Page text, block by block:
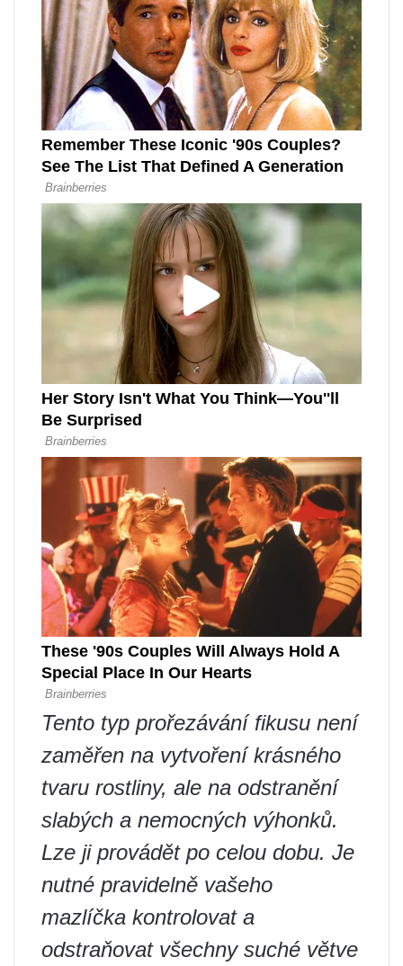
Tento typ prořezávání fikusu není
zaměřen na vytvoření krásného
tvaru rostliny, ale na odstranění
slabých a nemocných výhonků.
Lze ji provádět po celou dobu. Je
nutné pravidelně vašeho
mazlíčka kontrolovat a
odstraňovat všechny suché větve